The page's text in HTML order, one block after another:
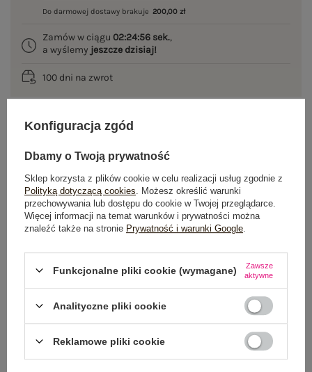
Do darmowej dostawy brakuje 200,00 zł
Zamów w ciągu 02:24:56 sek.,
a wyślemy jeszcze dzisiaj!
100 dni na zwrot
GŁÓWNE PARAMETRY
OPINIE O PRODUKCIE (1)
ZWROTY I REKLAMACJE
OSTATNIO OGLĄDANE
Zobacz wszystko
Konfiguracja zgód
Dbamy o Twoją prywatność
Sklep korzysta z plików cookie w celu realizacji usług zgodnie z
Polityką dotyczącą cookies . Możesz określić warunki
przechowywania lub dostępu do cookie w Twojej przeglądarce.
Więcej informacji na temat warunków i prywatności można
znaleźć także na stronie Prywatność i warunki Google
Funkcjonalne pliki cookie (wymagane)
Zawsze
aktywne
Analityczne pliki cookie
Reklamowe pliki cookie